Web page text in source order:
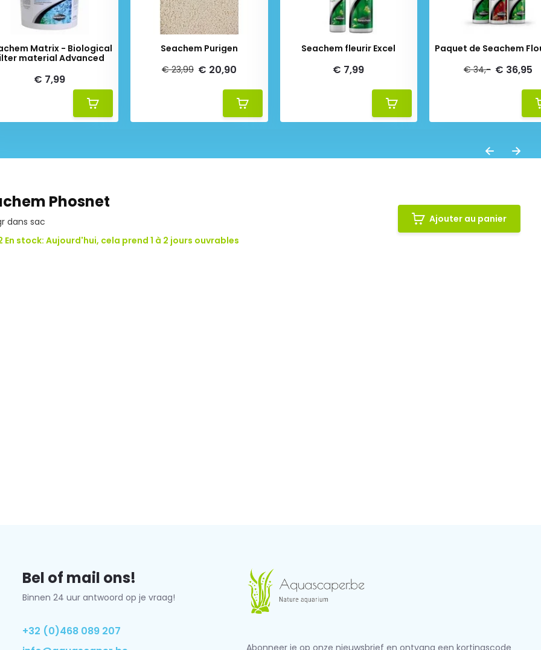
Matrix - Biological
material Advanced
€ 7,99
Seachem Purigen
€ 23,99 € 20,90
Seachem fleurir Excel
€ 7,99
Paquet de Seachem
€ 34,- € 36,95
Phosnet
dans sac
En stock: Aujourd'hui, cela prend 1 à 2 jours ouvrables
Ajouter au panier
Bel of mail ons!
Binnen 24 uur antwoord op je vraag!
+32 (0)468 089 207
Abonneer je op onze nieuwsbrief en ontvang een kortingscode